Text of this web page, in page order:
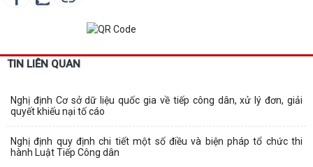
TIN LIÊN QUAN
Nghị định Cơ sở dữ liệu quốc gia về tiếp công dân, xử lý đơn, giải
quyết khiếu nại tố cáo
Nghị định quy định chi tiết một số điều và biện pháp tổ chức thi
hành Luật Tiếp Công dân